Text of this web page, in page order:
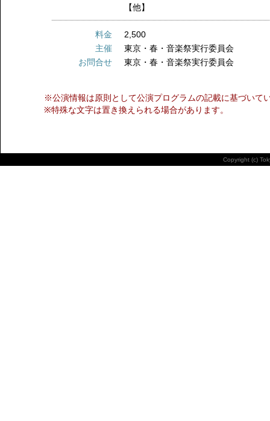
【他】
料金
2,500
主催
東京・春・音楽祭実行委員会
お問合せ
東京・春・音楽祭実行委員会
※公演情報は原則として公演プログラムの記載に基づいて
※特殊な文字は置き換えられる場合があります。
Copyright (c)